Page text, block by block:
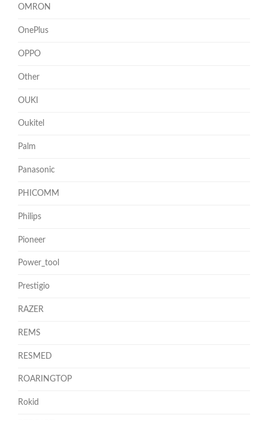
OMRON
OnePlus
OPPO
Other
OUKI
Oukitel
Palm
Panasonic
PHICOMM
Philips
Pioneer
Power_tool
Prestigio
RAZER
REMS
RESMED
ROARINGTOP
Rokid